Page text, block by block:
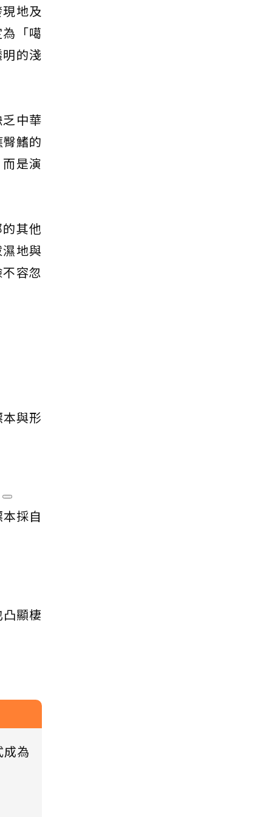
地及
「噶
的淺
中華
鰭的
是演
其他
地與
容忽
與形
採自
顯棲
為